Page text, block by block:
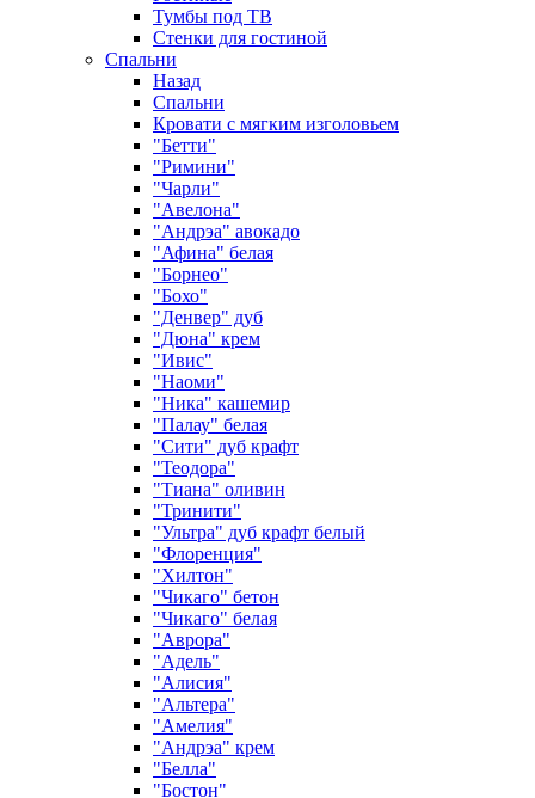
Тумбы под ТВ
Стенки для гостиной
Спальни
Назад
Спальни
Кровати с мягким изголовьем
"Бетти"
"Римини"
"Чарли"
"Авелона"
"Андрэа" авокадо
"Афина" белая
"Борнео"
"Бохо"
"Денвер" дуб
"Дюна" крем
"Ивис"
"Наоми"
"Ника" кашемир
"Палау" белая
"Сити" дуб крафт
"Теодора"
"Тиана" оливин
"Тринити"
"Ультра" дуб крафт белый
"Флоренция"
"Хилтон"
"Чикаго" бетон
"Чикаго" белая
"Аврора"
"Адель"
"Алисия"
"Альтера"
"Амелия"
"Андрэа" крем
"Белла"
"Бостон"